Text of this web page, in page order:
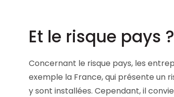
Et le risque pays ?
Concernant le risque pays, les
exemple la France, qui présente un
y sont installées. Cependant, il